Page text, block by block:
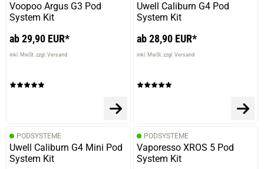
Voopoo Argus G3 Pod
System Kit
ab 29,90 EUR*
inkl. MwSt. zzgl. Versand
Uwell Caliburn G4 Pod
System Kit
ab 28,90 EUR*
inkl. MwSt. zzgl. Versand
PODSYSTEME
Uwell Caliburn G4 Mini Pod
System Kit
PODSYSTEME
Vaporesso XROS 5 Pod
System Kit